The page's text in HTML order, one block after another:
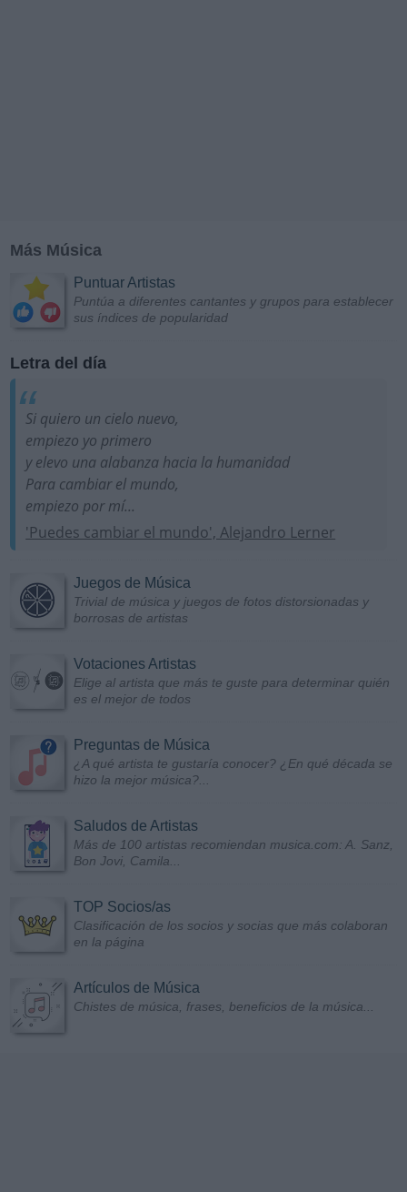
Más Música
Puntuar Artistas
Puntúa a diferentes cantantes y grupos para establecer
sus índices de popularidad
Letra del día
Si quiero un cielo nuevo,
empiezo yo primero
y elevo una alabanza hacia la humanidad
Para cambiar el mundo,
empiezo por mí...
'Puedes cambiar el mundo', Alejandro Lerner
Juegos de Música
Trivial de música y juegos de fotos distorsionadas y
borrosas de artistas
Votaciones Artistas
Elige al artista que más te guste para determinar quién
es el mejor de todos
Preguntas de Música
¿A qué artista te gustaría conocer? ¿En qué década se
hizo la mejor música?...
Saludos de Artistas
Más de 100 artistas recomiendan musica.com: A. Sanz,
Bon Jovi, Camila...
TOP Socios/as
Clasificación de los socios y socias que más colaboran
en la página
Artículos de Música
Chistes de música, frases, beneficios de la música...